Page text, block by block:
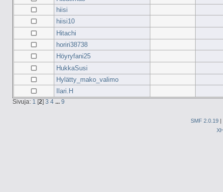
hiisi
hiisi10
Hitachi
horiri38738
Höyryfani25
HukkaSusi
Hylätty_mako_valimo
Ilari.H
Sivuja: 1 [2] 3 4 ... 9
SMF 2.0.19